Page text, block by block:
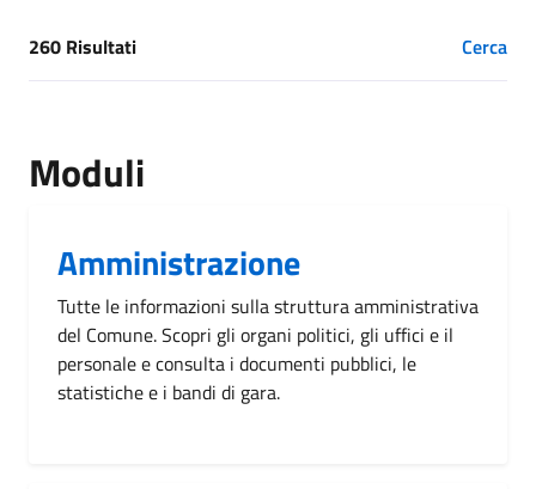
[results] Risultati
260 Risultati Cerca
Moduli
Amministrazione
Tutte le informazioni sulla struttura amministrativa
del Comune. Scopri gli organi politici, gli uffici e il
personale e consulta i documenti pubblici, le
statistiche e i bandi di gara.